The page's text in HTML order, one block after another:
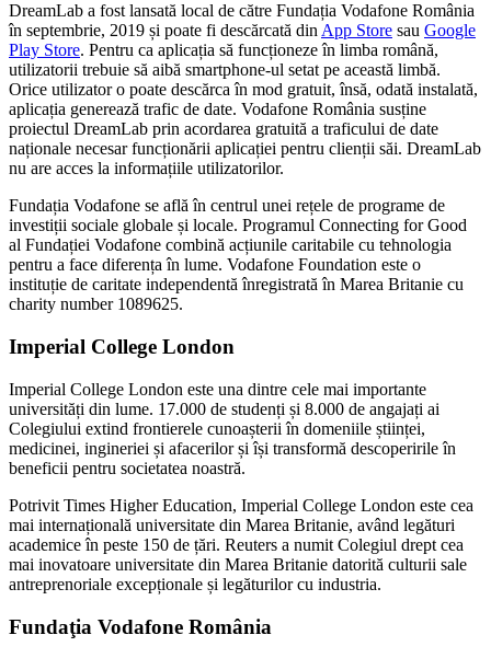
DreamLab a fost lansată local de către Fundația Vodafone România
în septembrie, 2019 și poate fi descărcată din App Store sau Google
Play Store. Pentru ca aplicația să funcționeze în limba română,
utilizatorii trebuie să aibă smartphone-ul setat pe această limbă.
Orice utilizator o poate descărca în mod gratuit, însă, odată instalată,
aplicația generează trafic de date. Vodafone România susține
proiectul DreamLab prin acordarea gratuită a traficului de date
naționale necesar funcționării aplicației pentru clienții săi. DreamLab
nu are acces la informațiile utilizatorilor.
Fundația Vodafone se află în centrul unei rețele de programe de
investiții sociale globale și locale. Programul Connecting for Good
al Fundației Vodafone combină acțiunile caritabile cu tehnologia
pentru a face diferența în lume. Vodafone Foundation este o
instituție de caritate independentă înregistrată în Marea Britanie cu
charity number 1089625.
Imperial College London
Imperial College London este una dintre cele mai importante
universități din lume. 17.000 de studenți și 8.000 de angajați ai
Colegiului extind frontierele cunoașterii în domeniile științei,
medicinei, ingineriei și afacerilor și își transformă descoperirile în
beneficii pentru societatea noastră.
Potrivit Times Higher Education, Imperial College London este cea
mai internațională universitate din Marea Britanie, având legături
academice în peste 150 de țări. Reuters a numit Colegiul drept cea
mai inovatoare universitate din Marea Britanie datorită culturii sale
antreprenoriale excepționale și legăturilor cu industria.
Fundaţia Vodafone România